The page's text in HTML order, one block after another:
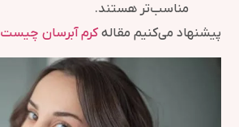
مناسب‌تر هستند.
پیشنهاد می‌کنیم مقالهکرم آبرسان چیست